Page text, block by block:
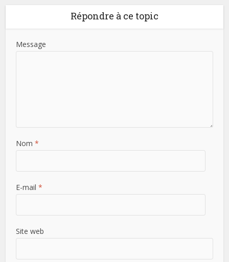
Répondre à ce topic
Message
Nom*
E-mail*
Site web